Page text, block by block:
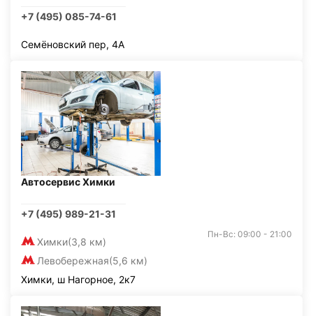
+7 (495) 085-74-61
Семёновский пер, 4А
Автосервис Химки
+7 (495) 989-21-31
Химки(3,8 км)
Левобережная(5,6 км)
Пн-Вс: 09:00 - 21:00
Химки, ш Нагорное, 2к7